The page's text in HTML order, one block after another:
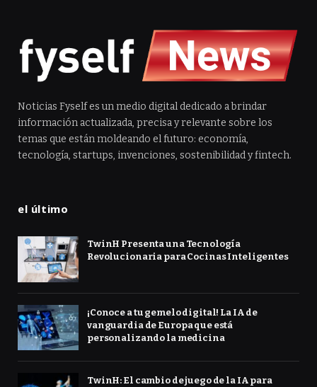
Noticias Fyself es un medio digital dedicado a brindar
información actualizada, precisa y relevante sobre los
temas que están moldeando el futuro: economía,
tecnología, startups, invenciones, sostenibilidad y fintech.
el último
TwinH Presenta una Tecnología
Revolucionaria para Cocinas Inteligentes
¡Conoce a tu gemelo digital! La IA de
vanguardia de Europa que está
personalizando la medicina
TwinH: El cambio de juego de la IA para